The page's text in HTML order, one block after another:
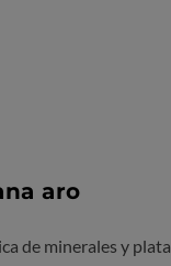
aro
de minerales y plata